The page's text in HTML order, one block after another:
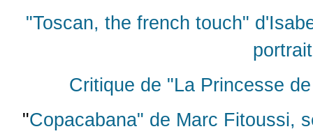
"Toscan, the french touch"
Critique de "La Princesse
"Copacabana" de Marc Fitoussi,